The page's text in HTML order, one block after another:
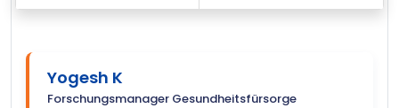
Yogesh K
Forschungsmanager Gesundheitsfürsorge